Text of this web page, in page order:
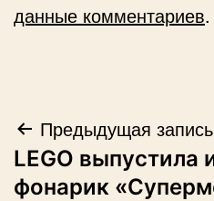
данные комментариев.
Навигация
по
Предыдущая запись
LEGO выпустила
фонарик